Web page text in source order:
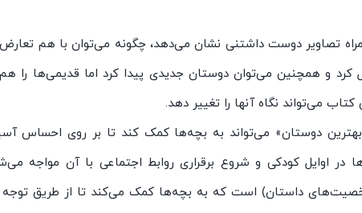
تصاویر دوست داشتنی‌ نشان می‌دهد، چگونه می‌توان با هم
کرد و همچنین می‌توان دوستان جدیدی پیدا کرد اما قدیمی‌ها را
کتاب می‌تواند نگاه آنها را تغییر دهد.
دوستان» می‌تواند به بچه‌ها کمک کند تا بر روی احساس
در اوایل کودکی و شروع برقراری روابط اجتماعی با آن مواجه
داستان) است که به بچه‌ها کمک می‌کند تا از طریق توجه و